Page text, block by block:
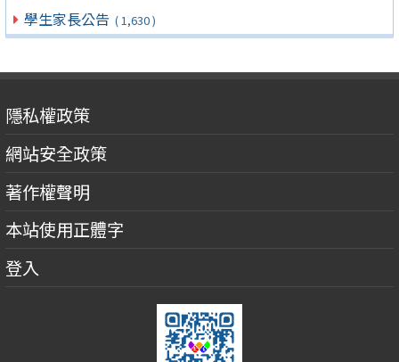
學生家長公告 ( 1,630 )
隱私權政策
網站安全政策
著作權聲明
本站使用正體字
登入